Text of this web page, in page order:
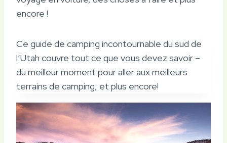
encore !
Ce guide de camping incontournable du sud de
l’Utah couvre tout ce que vous devez savoir –
du meilleur moment pour aller aux meilleurs
terrains de camping, et plus encore!